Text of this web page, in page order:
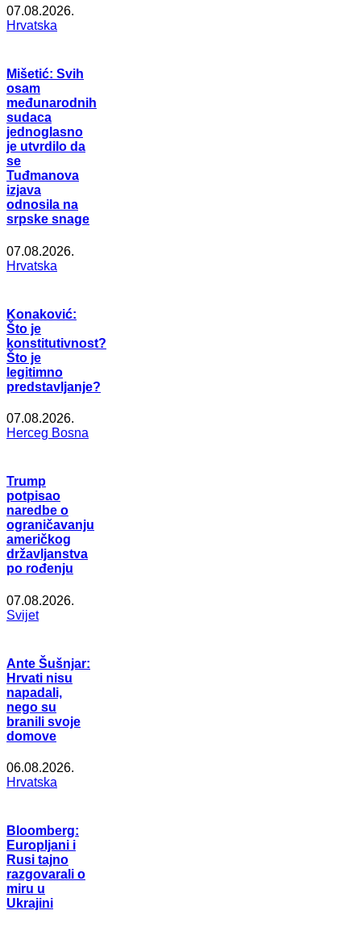
07.08.2026.
Hrvatska
Mišetić: Svih
osam
međunarodnih
sudaca
jednoglasno
je utvrdilo da
se
Tuđmanova
izjava
odnosila na
srpske snage
07.08.2026.
Hrvatska
Konaković:
Što je
konstitutivnost?
Što je
legitimno
predstavljanje?
07.08.2026.
Herceg Bosna
Trump
potpisao
naredbe o
ograničavanju
američkog
državljanstva
po rođenju
07.08.2026.
Svijet
Ante Šušnjar:
Hrvati nisu
napadali,
nego su
branili svoje
domove
06.08.2026.
Hrvatska
Bloomberg:
Europljani i
Rusi tajno
razgovarali o
miru u
Ukrajini